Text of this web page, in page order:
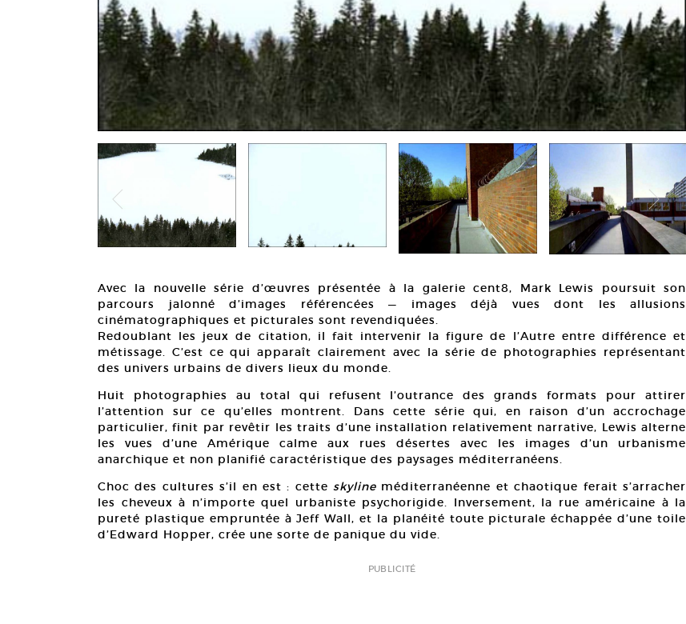
Avec la nouvelle série d’œuvres présentée à la galerie cent8, Mark Lewis poursuit son
parcours jalonné d’images référencées — images déjà vues dont les allusions
cinématographiques et picturales sont revendiquées.
Redoublant les jeux de citation, il fait intervenir la figure de l’Autre entre différence et
métissage. C’est ce qui apparaît clairement avec la série de photographies représentant
des univers urbains de divers lieux du monde.
Huit photographies au total qui refusent l’outrance des grands formats pour attirer
l’attention sur ce qu’elles montrent. Dans cette série qui, en raison d’un accrochage
particulier, finit par revêtir les traits d’une installation relativement narrative, Lewis alterne
les vues d’une Amérique calme aux rues désertes avec les images d’un urbanisme
anarchique et non planifié caractéristique des paysages méditerranéens.
Choc des cultures s’il en est : cetteskyline méditerranéenne et chaotique ferait s’arracher
les cheveux à n’importe quel urbaniste psychorigide. Inversement, la rue américaine à la
pureté plastique empruntée à Jeff Wall, et la planéité toute picturale échappée d’une toile
d’Edward Hopper, crée une sorte de panique du vide.
PUBLICITÉ